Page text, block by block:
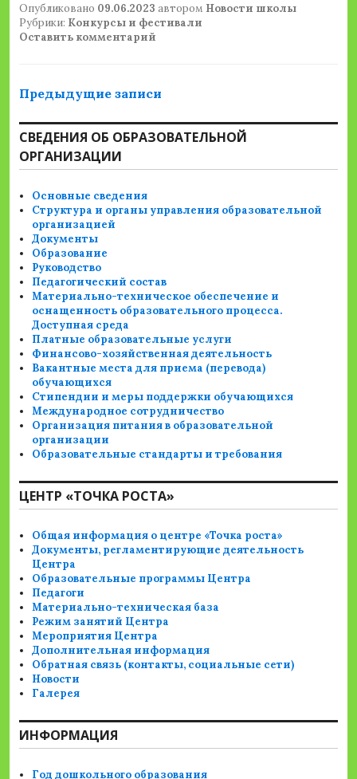
Опубликовано 09.06.2023 автором Новости школы
Рубрики: Конкурсы и фестивали
Оставить комментарий
Навигация
по
записям
Предыдущие записи
СВЕДЕНИЯ ОБ ОБРАЗОВАТЕЛЬНОЙ
ОРГАНИЗАЦИИ
Основные сведения
Структура и органы управления образовательной
организацией
Документы
Образование
Руководство
Педагогический состав
Материально-техническое обеспечение и
оснащенность образовательного процесса.
Доступная среда
Платные образовательные услуги
Финансово-хозяйственная деятельность
Вакантные места для приема (перевода)
обучающихся
Стипендии и меры поддержки обучающихся
Международное сотрудничество
Организация питания в образовательной
организации
Образовательные стандарты и требования
ЦЕНТР «ТОЧКА РОСТА»
Общая информация о центре «Точка роста»
Документы, регламентирующие деятельность
Центра
Образовательные программы Центра
Педагоги
Материально-техническая база
Режим занятий Центра
Мероприятия Центра
Дополнительная информация
Обратная связь (контакты, социальные сети)
Новости
Галерея
ИНФОРМАЦИЯ
Год дошкольного образования